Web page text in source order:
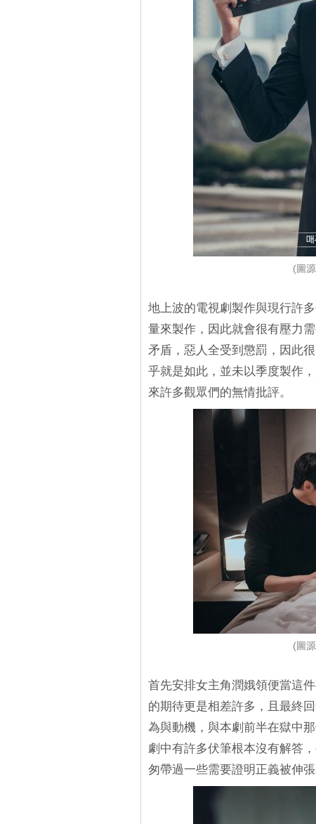
(圖
地上波的電視劇製作與現行許
量來製作，因此就會很有壓力
矛盾，惡人全受到懲罰，因此
乎就是如此，並未以季度製作
來許多觀眾們的無情批評。
(圖
首先安排女主角潤娥領便當這
的期待更是相差許多，且最終
為與動機，與本劇前半在獄中
劇中有許多伏筆根本沒有解答
匆帶過一些需要證明正義被伸